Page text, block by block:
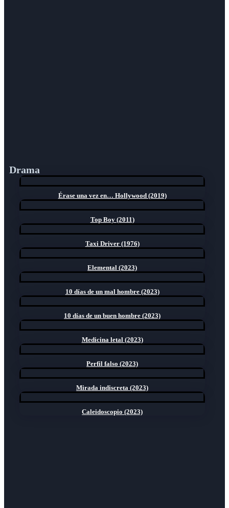
Drama
Érase una vez en… Hollywood (2019)
Top Boy (2011)
Taxi Driver (1976)
Elemental (2023)
10 días de un mal hombre (2023)
10 días de un buen hombre (2023)
Medicina letal (2023)
Perfil falso (2023)
Mirada indiscreta (2023)
Caleidoscopio (2023)